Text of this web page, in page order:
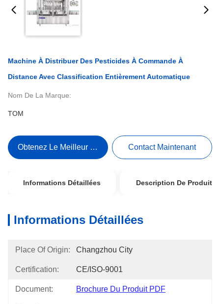
Machine À Distribuer Des Pesticides À Commande À
Distance Avec Classification Entièrement Automatique
Nom De La Marque:
TOM
Obtenez Le Meilleur Prix Contact Maintenant
Informations Détaillées Description De Produit
Informations Détaillées
Place Of Origin: Changzhou City
Certification: CE/ISO-9001
Document: Brochure Du Produit PDF